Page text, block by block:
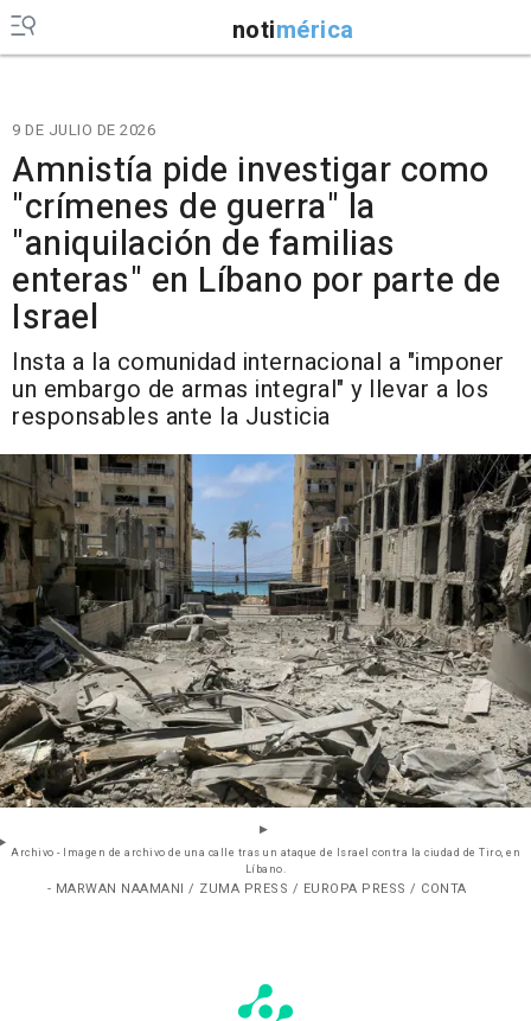
notimérica
9 DE JULIO DE 2026
Amnistía pide investigar como
"crímenes de guerra" la
"aniquilación de familias
enteras" en Líbano por parte de
Israel
Insta a la comunidad internacional a "imponer
un embargo de armas integral" y llevar a los
responsables ante la Justicia
Archivo - Imagen de archivo de una calle tras un ataque de Israel contra la ciudad de Tiro, en
Líbano.
- MARWAN NAAMANI / ZUMA PRESS / EUROPA PRESS / CONTA